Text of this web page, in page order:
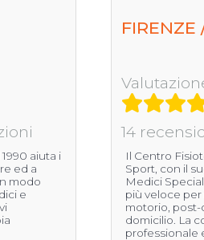
aiuta i
ed a
modo
e
FIRENZE
14
Il Centro
Sport, con il
Medici
più veloce
motorio, post-
domicilio. La
professionale